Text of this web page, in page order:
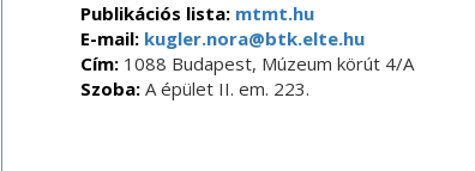
Publikációs lista: mtmt.hu
E-mail:kugler.nora@btk.elte.hu
Cím:1088 Budapest, Múzeum körút 4/A
Szoba:A épület II. em. 223.